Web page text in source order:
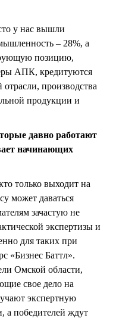
у нас вышли
– 28%, а
позицию,
АПК, кредитуются
производства
продукции и
давно работают
начинающих
только выходит на
может даваться
зачастую не
экспертизы и
для таких при
«Бизнес Баттл».
Омской области,
свое дело на
экспертную
а победителей ждут